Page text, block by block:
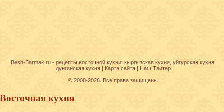
Besh-Barmak.ru - рецепты восточной кухни: кыргызская кухня, уйгурская кухня,
дунганская кухня| Карта сайта| Наш Твитер
© 2008-2026. Все права защищены
Восточная кухня